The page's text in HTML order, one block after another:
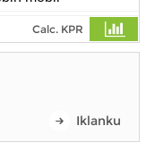
Calc. KPR
Iklanku